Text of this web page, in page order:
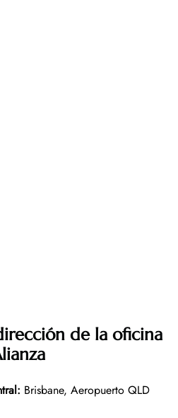
de la oficina
: Brisbane, Aeropuerto QLD